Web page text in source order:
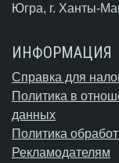
Югра, г. Ханты-
ИНФОРМАЦИЯ
Справка для
Политика в
данных
Политика
Рекламодателям